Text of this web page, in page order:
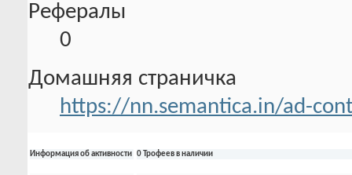
Рефералы
0
Домашняя страничка
https://nn.semantica.in/ad-
Информация об активности 0 Трофеев в наличии